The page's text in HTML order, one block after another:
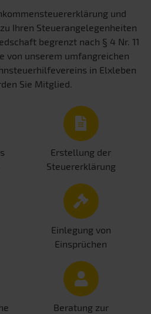
und
Ihren Steuerangelegenheiten
begrenzt nach § 4 Nr. 11
von unserem umfangreichen
in Elxleben
Sie Mitglied.
Erstellung der
Steuererklärung
Einlegung von
Einsprüchen
Beratung zur